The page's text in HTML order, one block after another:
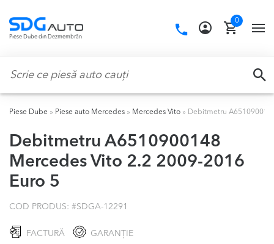
navigation
content
Piese Dube din Dezmembrări
Call
0
Piese Dube » Piese auto Mercedes » Mercedes Vito » Debitmetru
Debitmetru A6510900148
Mercedes Vito 2.2 2009-2016
Euro 5
COD PRODUS: #SDGA-12291
FACTURĂ GARANȚIE